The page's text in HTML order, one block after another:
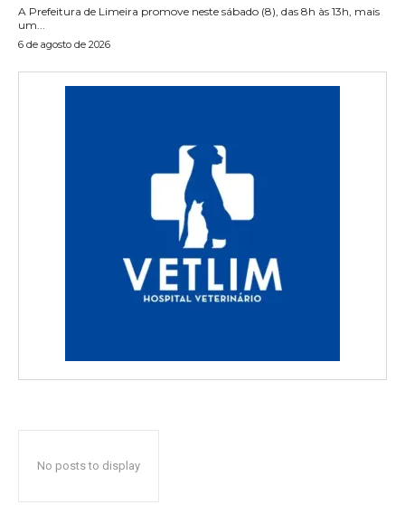
A Prefeitura de Limeira promove neste sábado (8), das 8h às 13h, mais
um...
6 de agosto de 2026
No posts to display